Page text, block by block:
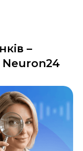
–
Neuron24